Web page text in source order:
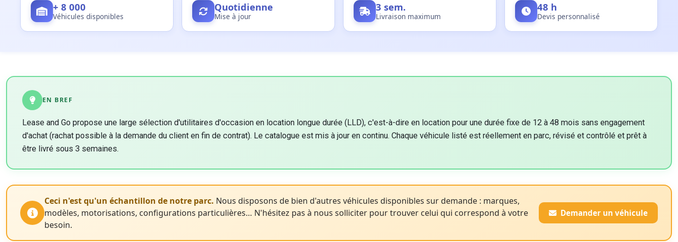
+ 8 000
Véhicules disponibles
Quotidienne
Mise à jour
3 sem.
Livraison maximum
48 h
Devis personnalisé
EN BREF
Lease and Go propose une large sélection d'utilitaires d'occasion en location longue durée (LLD), c'est-à-dire en location pour une durée fixe de 12 à 48 mois sans engagement
d'achat (rachat possible à la demande du client en fin de contrat). Le catalogue est mis à jour en continu. Chaque véhicule listé est réellement en parc, révisé et contrôlé et prêt à
être livré sous 3 semaines.
Ceci n'est qu'un échantillon de notre parc. Nous disposons de bien d'autres véhicules disponibles sur demande : marques,
modèles, motorisations, configurations particulières… N'hésitez pas à nous solliciter pour trouver celui qui correspond à votre
besoin.
Demander un véhicule